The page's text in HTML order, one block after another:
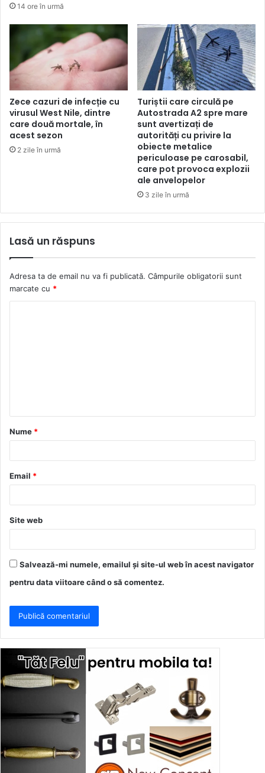
14 ore în urmă
Zece cazuri de infecție cu
virusul West Nile, dintre
care două mortale, în
acest sezon
2 zile în urmă
Turiștii care circulă pe
Autostrada A2 spre mare
sunt avertizați de
autorități cu privire la
obiecte metalice
periculoase pe carosabil,
care pot provoca explozii
ale anvelopelor
3 zile în urmă
Lasă un răspuns
Adresa ta de email nu va fi publicată. Câmpurile obligatorii sunt
marcate cu *
a
r
*
Nume *
Email *
Site web
Salvează-mi numele, emailul și site-ul web în acest navigator
pentru data viitoare când o să comentez.